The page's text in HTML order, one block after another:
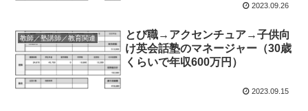
2023.09.26
教師／塾講師／教育関連
とび職→アクセンチュア→子供向
け英会話塾のマネージャー（30歳
くらいで年収600万円）
2023.09.15